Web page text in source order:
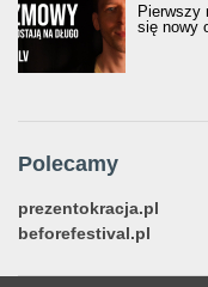
Pierwszy
się nowy
Polecamy
prezentokracja.pl
beforefestival.pl